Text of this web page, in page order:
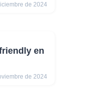
de 2024
en
de 2024